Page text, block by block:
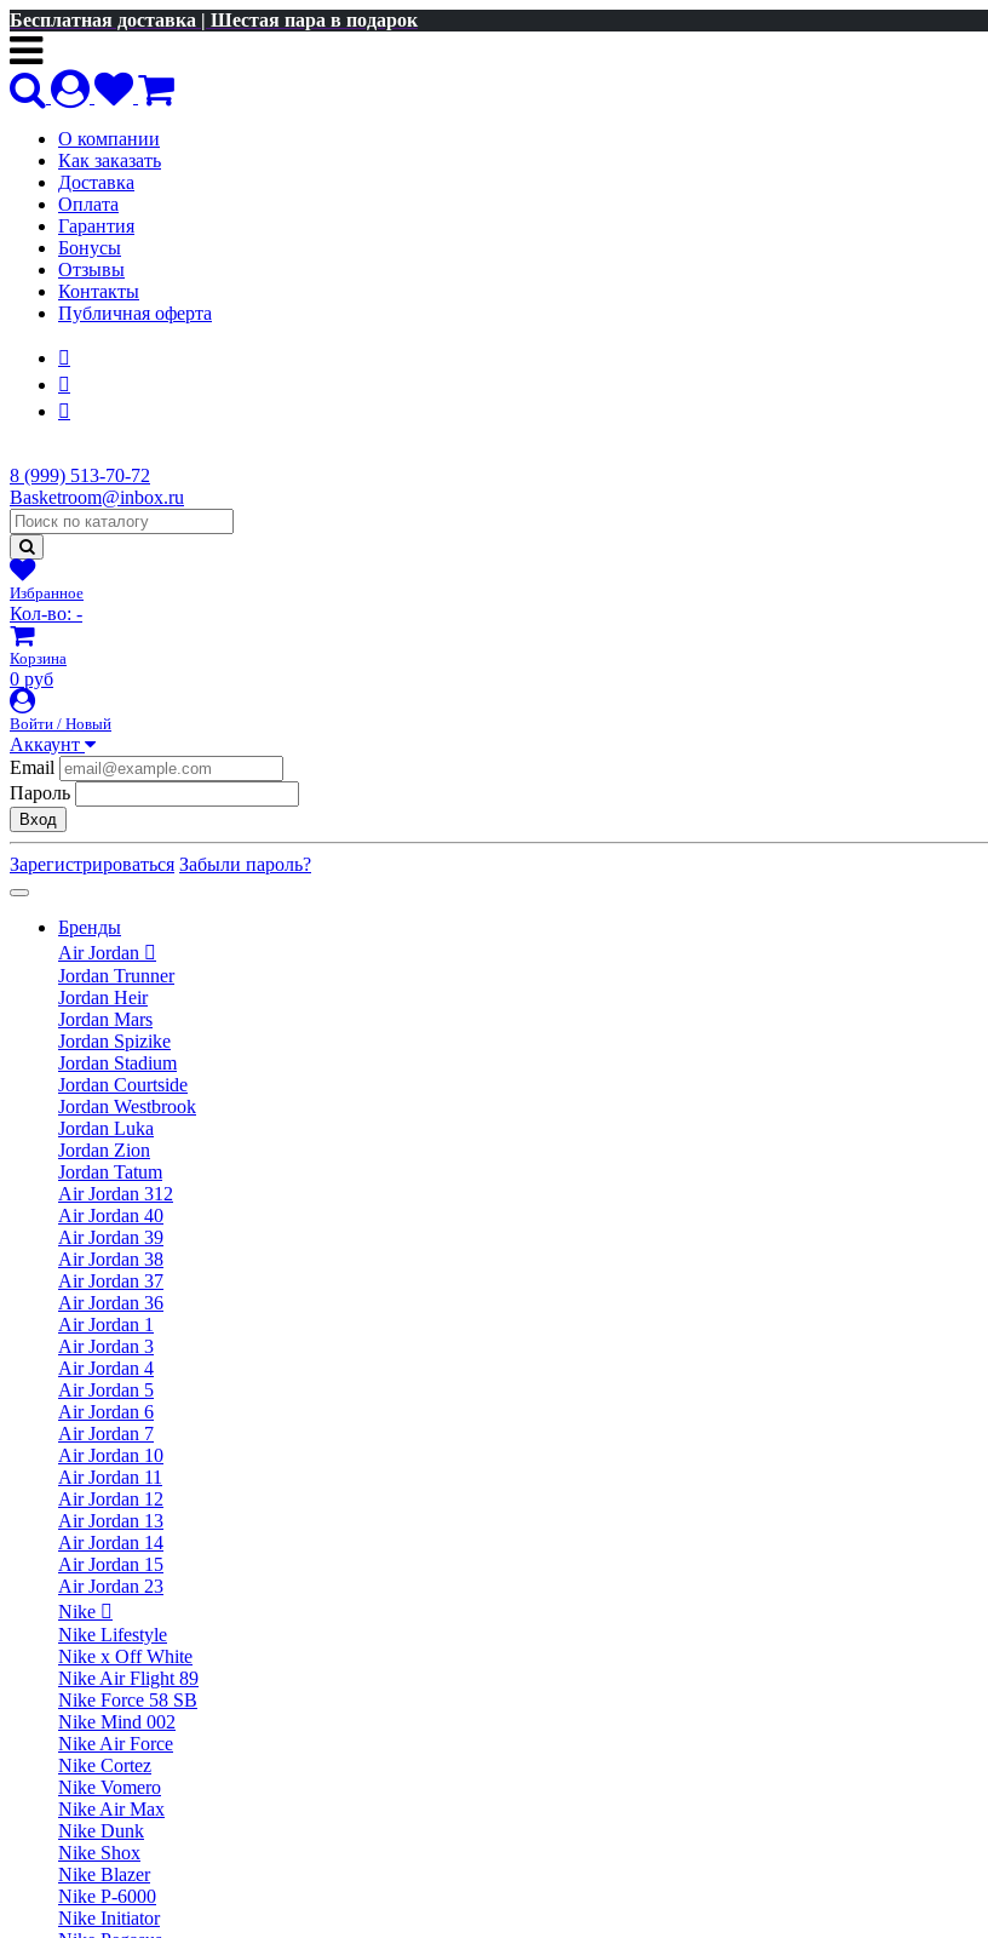
Бесплатная доставка | Шестая пара в подарок
О компании
Как заказать
Доставка
Оплата
Гарантия
Бонусы
Отзывы
Контакты
Публичная оферта
8 (999) 513-70-72
Basketroom@inbox.ru
Избранное
Кол-во: -
Корзина
0 руб
Войти / Новый
Аккаунт
Email
Пароль
Вход
Зарегистрироваться Забыли пароль?
Бренды
Air Jordan
Jordan Trunner
Jordan Heir
Jordan Mars
Jordan Spizike
Jordan Stadium
Jordan Courtside
Jordan Westbrook
Jordan Luka
Jordan Zion
Jordan Tatum
Air Jordan 312
Air Jordan 40
Air Jordan 39
Air Jordan 38
Air Jordan 37
Air Jordan 36
Air Jordan 1
Air Jordan 3
Air Jordan 4
Air Jordan 5
Air Jordan 6
Air Jordan 7
Air Jordan 10
Air Jordan 11
Air Jordan 12
Air Jordan 13
Air Jordan 14
Air Jordan 15
Air Jordan 23
Nike
Nike Lifestyle
Nike x Off White
Nike Air Flight 89
Nike Force 58 SB
Nike Mind 002
Nike Air Force
Nike Cortez
Nike Vomero
Nike Air Max
Nike Dunk
Nike Shox
Nike Blazer
Nike P-6000
Nike Initiator